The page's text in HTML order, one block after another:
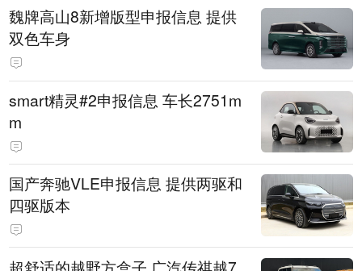
魏牌高山8新增版型申报信息 提供
双色车身
smart精灵#2申报信息 车长2751m
m
国产奔驰VLE申报信息 提供两驱和
四驱版本